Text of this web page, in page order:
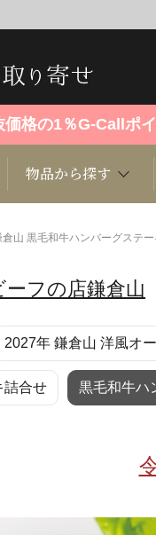
格の1％G-Callポ
物品から探す
貨
用品
倉山 黒毛和牛ハンバーグステー
ーフの店鎌倉山
2027年 鎌倉山 洋風オ
詰合せ 黒毛和牛ハ